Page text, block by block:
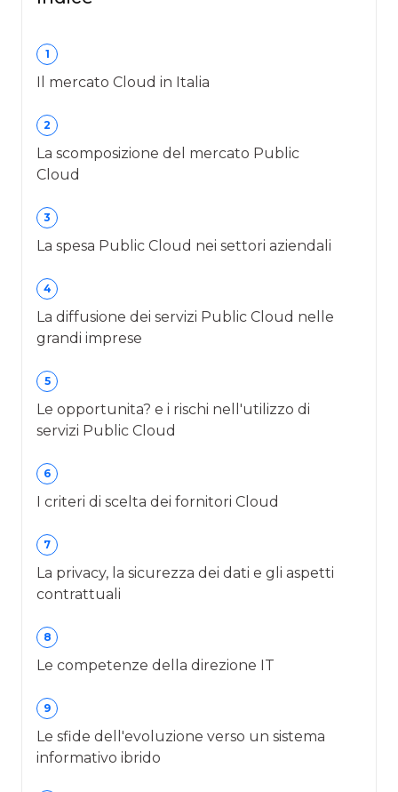
1
Il mercato Cloud in Italia
2
La scomposizione del mercato Public
Cloud
3
La spesa Public Cloud nei settori aziendali
4
La diffusione dei servizi Public Cloud nelle
grandi imprese
5
Le opportunita? e i rischi nell'utilizzo di
servizi Public Cloud
6
I criteri di scelta dei fornitori Cloud
7
La privacy, la sicurezza dei dati e gli aspetti
contrattuali
8
Le competenze della direzione IT
9
Le sfide dell'evoluzione verso un sistema
informativo ibrido